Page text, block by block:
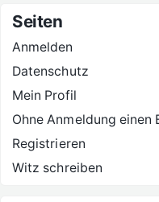
Seiten
Anmelden
Datenschutz
Mein Profil
Ohne Anmeldung einen
Registrieren
Witz schreiben